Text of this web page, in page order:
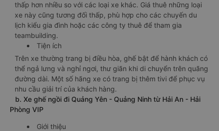
thấp hơn nhiều so với các loại xe khác. Giá thuê những loại
xe này cũng tương đối thấp, phù hợp cho các chuyến du
lịch kiểu gia đình hoặc các công ty thuê để tham gia
teambuilding.
Tiện ích
Trên xe thường trang bị điều hòa, ghế bật để hành khách có
thể ngả lưng và nghỉ ngơi, thư giãn khi di chuyển trên quãng
đường dài. Một số hãng xe có trang bị thêm tivi để phục vụ
nhu cầu giải trí của khách hàng.
b. Xe ghế ngồi đi Quảng Yên - Quảng Ninh từ Hải An - Hải
Phòng VIP
Giới thiệu